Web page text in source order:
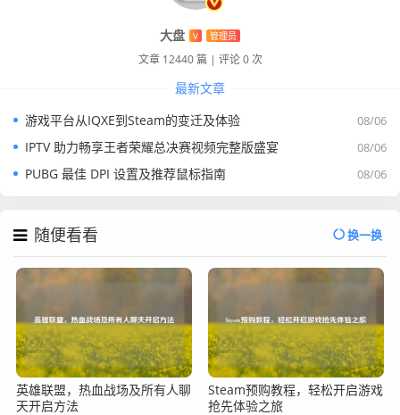
大盘 V 管理员
文章 12440 篇 | 评论 0 次
最新文章
08/06
游戏平台从IQXE到Steam的变迁及体验
08/06
IPTV 助力畅享王者荣耀总决赛视频完整版盛宴
08/06
PUBG 最佳 DPI 设置及推荐鼠标指南
随便看看 换一换
英雄联盟，热血战场及所有人聊
天开启方法
Steam预购教程，轻松开启游戏
抢先体验之旅